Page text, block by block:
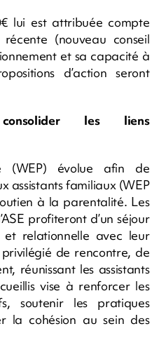
lui est attribuée compte
(nouveau conseil
et sa capacité à
d’action seront
les liens
(WEP) évolue afin de
assistants familiaux (WEP
à la parentalité. Les
profiteront d’un séjour
relationnelle avec leur
de rencontre, de
réunissant les assistants
vise à renforcer les
soutenir les pratiques
la cohésion au sein des